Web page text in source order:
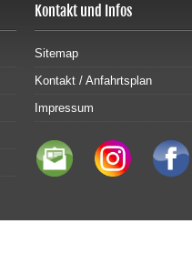
Kontakt und Infos
Sitemap
Kontakt / Anfahrtsplan
Impressum